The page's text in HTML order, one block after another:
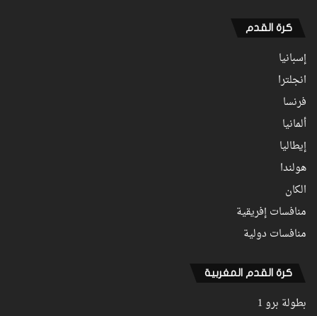
كرة القدم
إسبانيا
انجلترا
فرنسا
ألمانيا
إيطاليا
هولندا
الكان
منافسات إفريقية
منافسات دولية
كرة القدم المغربية
بطولة برو 1